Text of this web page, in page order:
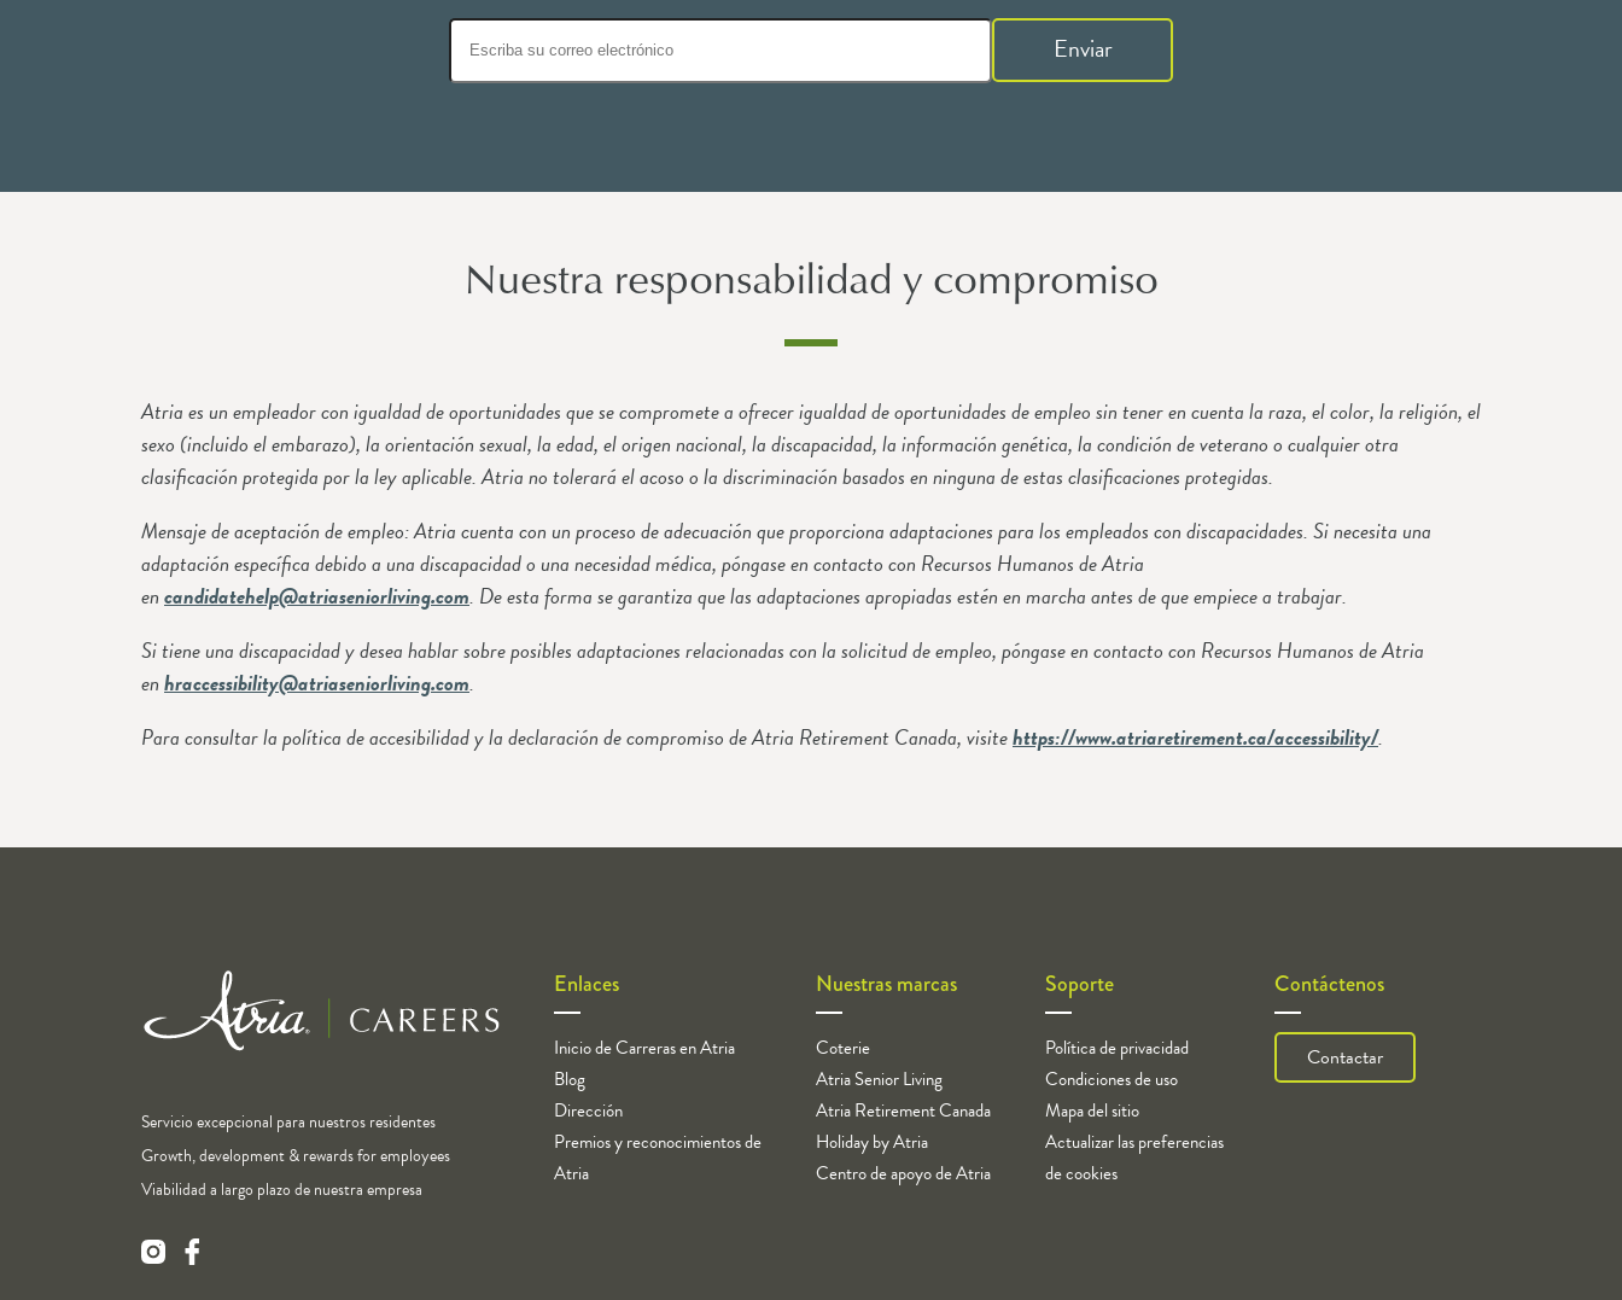
Enviar
Nuestra responsabilidad y compromiso
Atria es un empleador con igualdad de oportunidades que se compromete a ofrecer igualdad de oportunidades de empleo sin tener en cuenta la raza, el color, la religión, el
sexo (incluido el embarazo), la orientación sexual, la edad, el origen nacional, la discapacidad, la información genética, la condición de veterano o cualquier otra
clasificación protegida por la ley aplicable. Atria no tolerará el acoso o la discriminación basados en ninguna de estas clasificaciones protegidas.
Mensaje de aceptación de empleo: Atria cuenta con un proceso de adecuación que proporciona adaptaciones para los empleados con discapacidades. Si necesita una
adaptación específica debido a una discapacidad o una necesidad médica, póngase en contacto con Recursos Humanos de Atria
encandidatehelp@atriaseniorliving.com. De esta forma se garantiza que las adaptaciones apropiadas estén en marcha antes de que empiece a trabajar.
Si tiene una discapacidad y desea hablar sobre posibles adaptaciones relacionadas con la solicitud de empleo, póngase en contacto con Recursos Humanos de Atria
enhraccessibility@atriaseniorliving.com.
Para consultar la política de accesibilidad y la declaración de compromiso de Atria Retirement Canada, visitehttps://www.atriaretirement.ca/accessibility/.
Servicio excepcional para nuestros residentes
Growth, development & rewards for employees
Viabilidad a largo plazo de nuestra empresa
Enlaces
Inicio de Carreras en Atria
Blog
Dirección
Premios y reconocimientos de
Atria
Nuestras marcas
Coterie
Atria Senior Living
Atria Retirement Canada
Holiday by Atria
Centro de apoyo de Atria
Soporte
Política de privacidad
Condiciones de uso
Mapa del sitio
Actualizar las preferencias
de cookies
Contáctenos
Contactar